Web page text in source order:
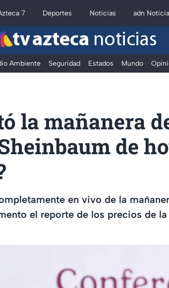
7 Deportes Noticias adn
tv azteca noticias
Ambiente Seguridad Estados Mundo
la mañanera
de
en vivo de la
el reporte de los precios de